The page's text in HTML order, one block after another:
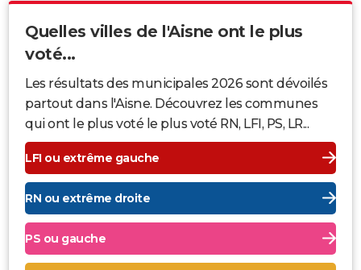
Quelles villes de l'Aisne ont le plus
voté...
Les résultats des municipales 2026 sont dévoilés
partout dans l'Aisne. Découvrez les communes
qui ont le plus voté le plus voté RN, LFI, PS, LR...
LFI ou extrême gauche
RN ou extrême droite
PS ou gauche